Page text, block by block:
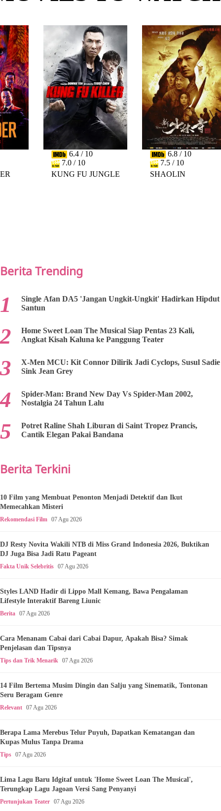
6.4 / 10
7.0 / 10
KUNG FU JUNGLE
6.8 / 10
7.5 / 10
SHAOLIN
Berita Trending
Single Afan DA5 'Jangan Ungkit-Ungkit' Hadirkan Hipdut
Santun
Home Sweet Loan The Musical Siap Pentas 23 Kali,
Angkat Kisah Kaluna ke Panggung Teater
X-Men MCU: Kit Connor Dilirik Jadi Cyclops, Susul Sadie
Sink Jean Grey
Spider-Man: Brand New Day Vs Spider-Man 2002,
Nostalgia 24 Tahun Lalu
Potret Raline Shah Liburan di Saint Tropez Prancis,
Cantik Elegan Pakai Bandana
Berita Terkini
10 Film yang Membuat Penonton Menjadi Detektif dan Ikut
Memecahkan Misteri
Rekomendasi Film 07 Agu 2026
DJ Resty Novita Wakili NTB di Miss Grand Indonesia 2026, Buktikan
DJ Juga Bisa Jadi Ratu Pageant
Fakta Unik Selebritis 07 Agu 2026
Styles LAND Hadir di Lippo Mall Kemang, Bawa Pengalaman
Lifestyle Interaktif Bareng Liunic
Berita 07 Agu 2026
Cara Menanam Cabai dari Cabai Dapur, Apakah Bisa? Simak
Penjelasan dan Tipsnya
Tips dan Trik Menarik 07 Agu 2026
14 Film Bertema Musim Dingin dan Salju yang Sinematik, Tontonan
Seru Beragam Genre
Relevant 07 Agu 2026
Berapa Lama Merebus Telur Puyuh, Dapatkan Kematangan dan
Kupas Mulus Tanpa Drama
Tips 07 Agu 2026
Lima Lagu Baru Idgitaf untuk 'Home Sweet Loan The Musical',
Terungkap Lagu Jagoan Versi Sang Penyanyi
Pertunjukan Teater 07 Agu 2026